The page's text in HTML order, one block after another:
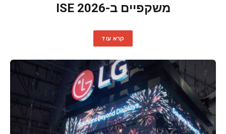
משקפיים ב-ISE 2026
קרא עוד